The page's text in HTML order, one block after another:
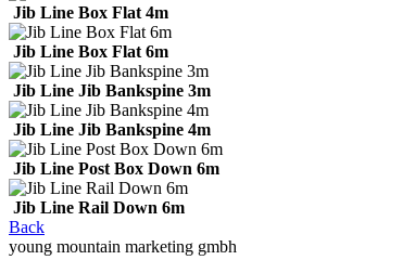
Jib Line Box Flat 4m
Jib Line Box Flat 6m
Jib Line Jib Bankspine 3m
Jib Line Jib Bankspine 4m
Jib Line Post Box Down 6m
Jib Line Rail Down 6m
Back
young mountain marketing gmbh